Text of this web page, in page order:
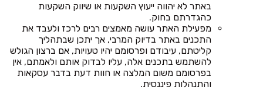
באתר לא יהווה ייעוץ השקעות או שיווק השקעות
כהגדרתם בחוק.
מפעילת האתר עושה מאמצים רבים לרכז ולעבד את
התכנים באתר בדיוק המרבי, אך יתכן שבתהליך
קליטתם, עיבודם ופרסומם יהיו טעויות, אם ברצון הגולש
להשתמש בתכנים אלה, עליו לבדוק אותם ולאמתם, אין
בפרסומם משום המלצה או חוות דעת בדבר עסקאות
והתנהלות פיננסית.